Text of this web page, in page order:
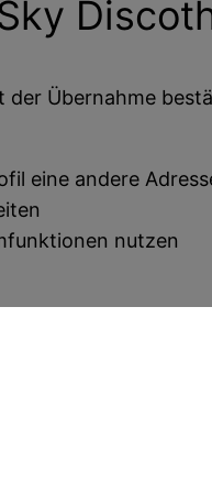
Übernahme
eine andere
nutzen